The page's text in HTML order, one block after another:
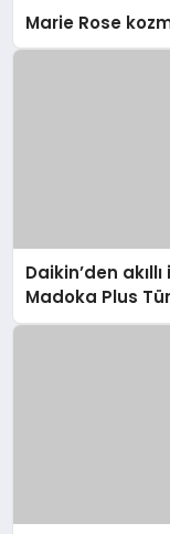
Marie Rose
Daikin’den
Madoka Plus